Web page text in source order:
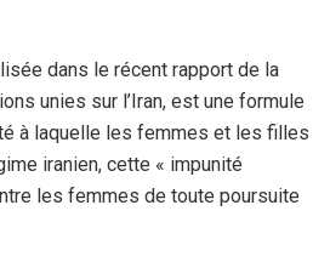
dans le récent rapport de la
unies sur l’Iran, est une formule
à laquelle les femmes et les filles
iranien, cette « impunité
les femmes de toute poursuite